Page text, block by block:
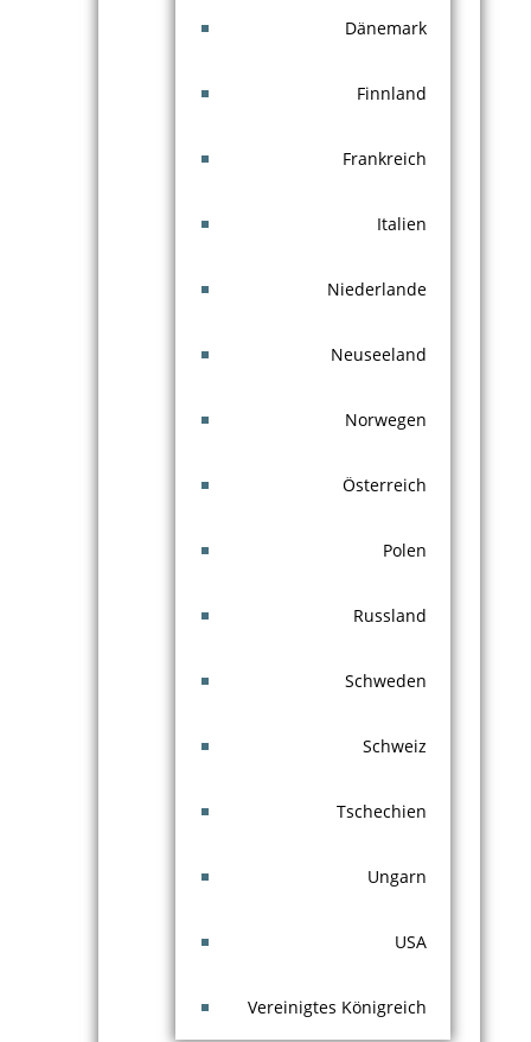
Dänemark
Finnland
Frankreich
Italien
Niederlande
Neuseeland
Norwegen
Österreich
Polen
Russland
Schweden
Schweiz
Tschechien
Ungarn
USA
Vereinigtes Königreich